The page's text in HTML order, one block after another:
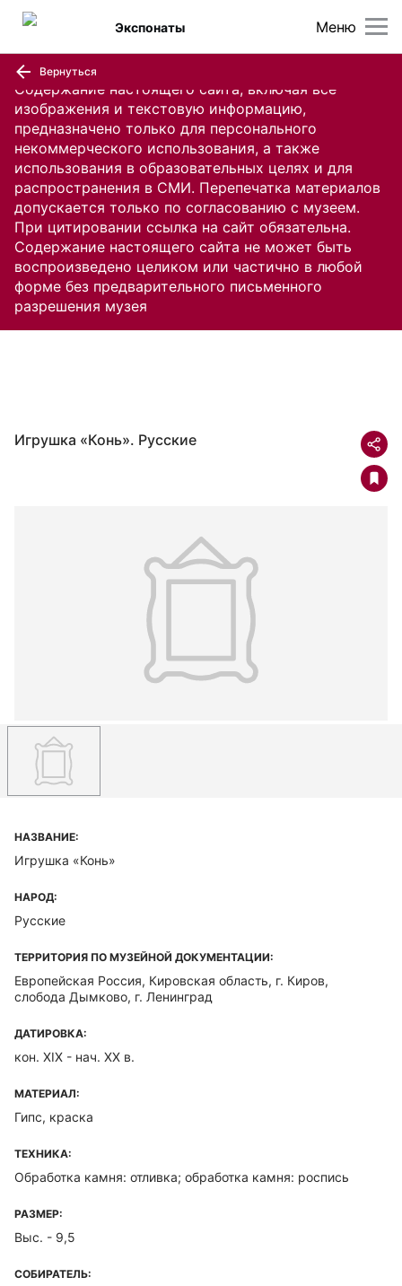
Содержание настоящего сайта, включая все
изображения и текстовую информацию,
предназначено только для персонального
некоммерческого использования, а также
использования в образовательных целях и для
распространения в СМИ. Перепечатка материалов
допускается только по согласованию с музеем.
При цитировании ссылка на сайт обязательна.
Содержание настоящего сайта не может быть
воспроизведено целиком или частично в любой
форме без предварительного письменного
разрешения музея
Меню
Экспонаты
Вернуться
Игрушка «Конь». Русские
НАЗВАНИЕ:
Игрушка «Конь»
НАРОД:
Русские
ТЕРРИТОРИЯ ПО МУЗЕЙНОЙ ДОКУМЕНТАЦИИ:
Европейская Россия, Кировская область, г. Киров,
слобода Дымково, г. Ленинград
ДАТИРОВКА:
кон. XIX - нач. ХХ в.
МАТЕРИАЛ:
Гипс, краска
ТЕХНИКА:
Обработка камня: отливка; обработка камня: роспись
РАЗМЕР:
Выс. - 9,5
СОБИРАТЕЛЬ: